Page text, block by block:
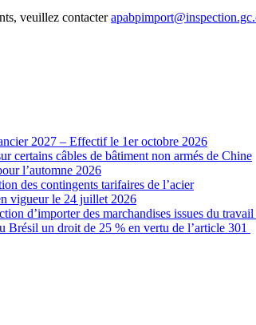
veuillez contacter
2027 – Effectif le 1er octobre 2026
certains câbles de bâtiment non armés de Chine
l’automne 2026
des contingents tarifaires de l’acier
vigueur le 24 juillet 2026
d’importer des marchandises issues du
Brésil un droit de 25 % en vertu de l’article 301